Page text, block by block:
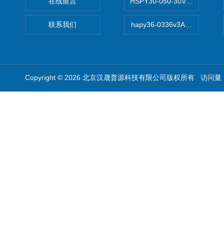
联系我们 hapy36-0336v3A高精度小型
Copyright © 2026 北京汉晟普源科技有限公司版权所有 访问量